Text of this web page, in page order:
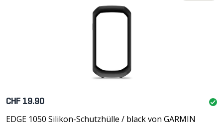
CHF 19.90
EDGE 1050 Silikon-Schutzhülle / black von GARMIN